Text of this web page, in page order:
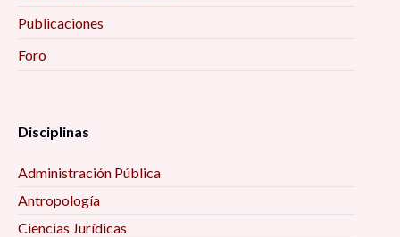
Publicaciones
Foro
Disciplinas
Administración Pública
Antropología
Ciencias Jurídicas